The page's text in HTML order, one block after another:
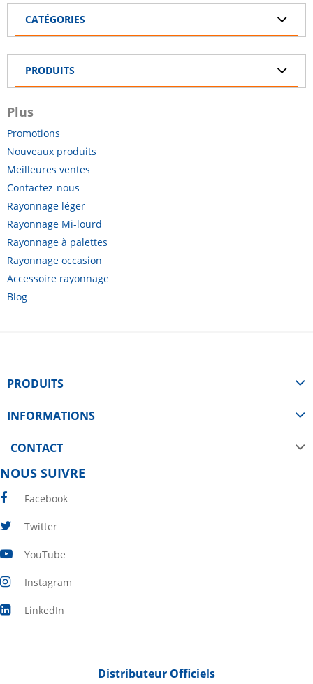
CATÉGORIES
PRODUITS
Plus
Promotions
Nouveaux produits
Meilleures ventes
Contactez-nous
Rayonnage léger
Rayonnage Mi-lourd
Rayonnage à palettes
Rayonnage occasion
Accessoire rayonnage
Blog
PRODUITS
INFORMATIONS
CONTACT
NOUS SUIVRE
Facebook
Twitter
YouTube
Instagram
LinkedIn
Distributeur Officiels